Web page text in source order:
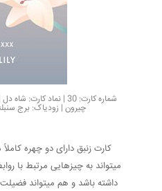
شماره کارت: 30 | نماد
چیرون | زودیاک: برج
کارت زنبق دارای دو چهره
میتواند به چیزهایی مرتبط با
داشته باشد و هم میتواند